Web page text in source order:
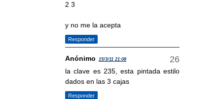
2 3
y no me la acepta
Responder
Anónimo 15/3/11 21:08
la clave es 235, esta pintada estilo
dados en las 3 cajas
Responder